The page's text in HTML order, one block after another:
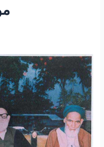
۱۶۶-
معجزات
کرامات
۱۵
“نقل
ماجرای
ملاقات